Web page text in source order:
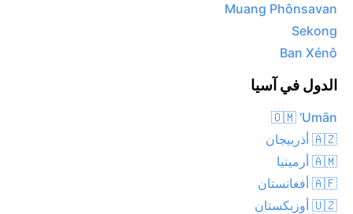
Muang Phônsavan
Sekong
Ban Xénô
الدول في آسيا
🇴🇲 ‘Umān
🇦🇿 أذربيجان
🇦🇲 أرمينيا
🇦🇫 أفغانستان
🇺🇿 أوزبكستان